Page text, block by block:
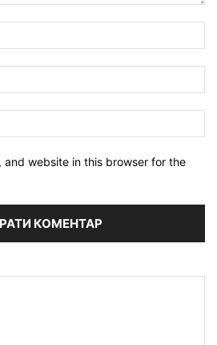
and website in this browser for the